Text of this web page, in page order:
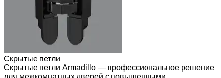
Скрытые петли
Скрытые петли Armadillo — профессиональное решение
для межкомнатных дверей с повышенными